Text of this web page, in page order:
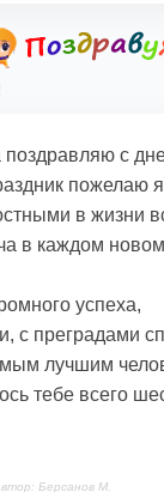
поздравляю с
пожелаю
в жизни
в каждом
успеха,
с преградами
лучшим
тебе всего
Берсанов М.